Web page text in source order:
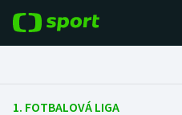
Fotbal
1. FOTBALOVÁ LIGA